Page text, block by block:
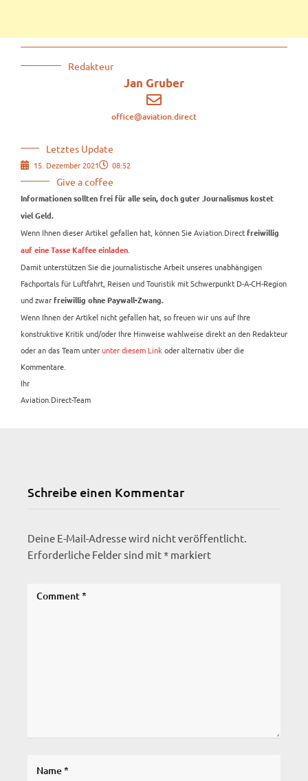
Redakteur
Jan Gruber
office@aviation.direct
Letztes Update
15. Dezember 2021 08:52
Give a coffee
Informationen sollten frei für alle sein, doch guter Journalismus kostet
viel Geld.
Wenn Ihnen dieser Artikel gefallen hat, können Sie Aviation.Direct freiwillig
auf eine Tasse Kaffee einladen
Damit unterstützen Sie die journalistische Arbeit unseres unabhängigen
Fachportals für Luftfahrt, Reisen und Touristik mit Schwerpunkt D-A-CH-Region
und zwar freiwillig ohne Paywall-Zwang.
Wenn Ihnen der Artikel nicht gefallen hat, so freuen wir uns auf Ihre
konstruktive Kritik und/oder Ihre Hinweise wahlweise direkt an den Redakteur
oder an das Team unterunter diesem Link oder alternativ über die
Kommentare.
Ihr
Aviation.Direct-Team
Schreibe einen Kommentar
Deine E-Mail-Adresse wird nicht veröffentlicht.
Erforderliche Felder sind mit* markiert